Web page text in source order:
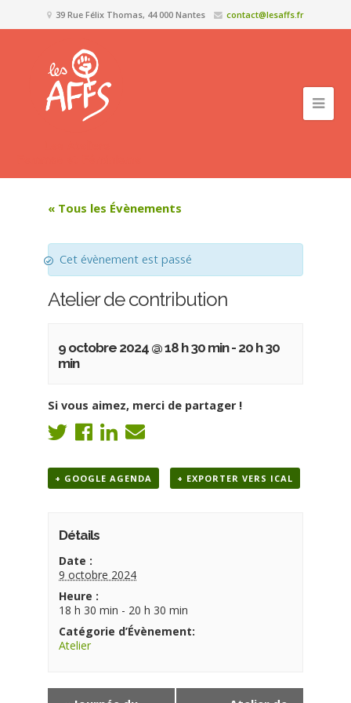
39 Rue Félix Thomas, 44 000 Nantes contact@lesaffs.fr
« Tous les Évènements
Cet évènement est passé
Atelier de contribution
9 octobre 2024 @ 18 h 30 min- 20 h 30
min
Si vous aimez, merci de partager !
+ GOOGLE AGENDA + EXPORTER VERS ICAL
Détails
Date :
9 octobre 2024
Heure :
18 h 30 min - 20 h 30 min
Catégorie d’Évènement:
Atelier